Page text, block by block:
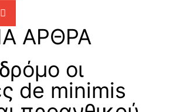
ΑΡΘΡΑ
οι
de minimis